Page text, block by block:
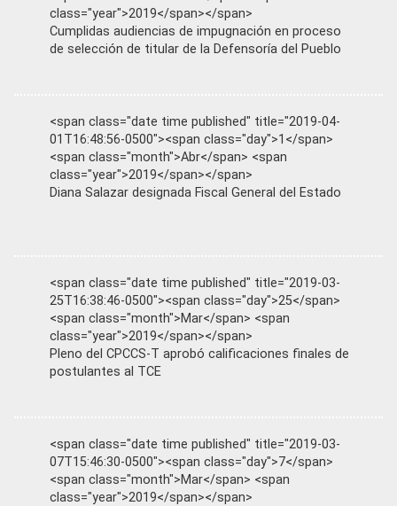
class="year">2019</span></span>
Cumplidas audiencias de impugnación en proceso
de selección de titular de la Defensoría del Pueblo
<span class="date time published" title="2019-04-
01T16:48:56-0500"><span class="day">1</span>
<span class="month">Abr</span> <span
class="year">2019</span></span>
Diana Salazar designada Fiscal General del Estado
<span class="date time published" title="2019-03-
25T16:38:46-0500"><span class="day">25</span>
<span class="month">Mar</span> <span
class="year">2019</span></span>
Pleno del CPCCS-T aprobó calificaciones finales de
postulantes al TCE
<span class="date time published" title="2019-03-
07T15:46:30-0500"><span class="day">7</span>
<span class="month">Mar</span> <span
class="year">2019</span></span>